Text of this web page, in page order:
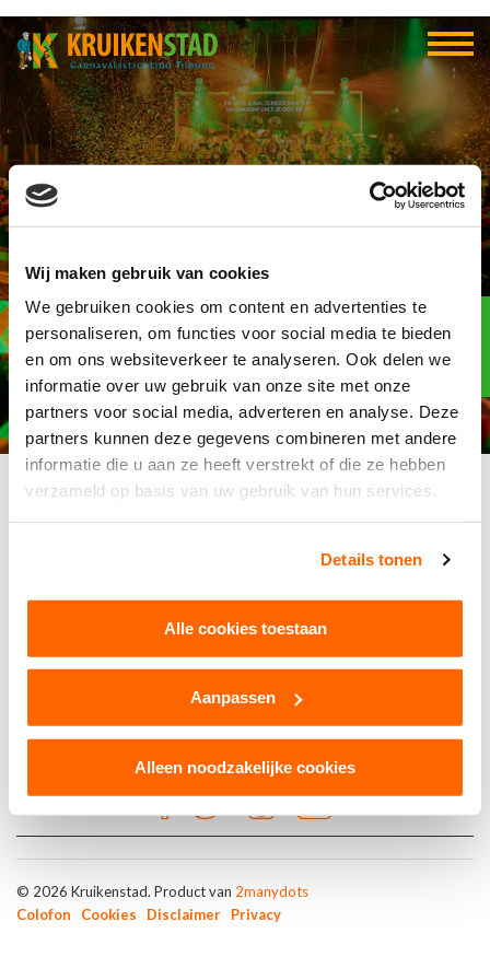
Wij maken gebruik van cookies
We gebruiken cookies om content en advertenties te
personaliseren, om functies voor social media te bieden
en om ons websiteverkeer te analyseren. Ook delen we
informatie over uw gebruik van onze site met onze
partners voor social media, adverteren en analyse. Deze
partners kunnen deze gegevens combineren met andere
informatie die u aan ze heeft verstrekt of die ze hebben
verzameld op basis van uw gebruik van hun services.
Details tonen
Alle cookies toestaan
Aanpassen
Alleen noodzakelijke cookies
CV Trechterkwèèt
https://www.instagram.com/cvtrechterkweet/
Elf-elf
over
96
© 2026 Kruikenstad. Product van 2manydots
Colofon
Cookies Disclaimer Privacy